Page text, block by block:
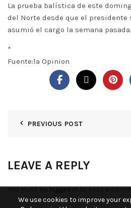
La prueba balística de este
del Norte desde que el presidente
asumió el cargo la semana pasada.
*
Fuente:la Opinion
PREVIOUS POST
LEAVE A REPLY
You must belogged into post a
We use cookies to improve your